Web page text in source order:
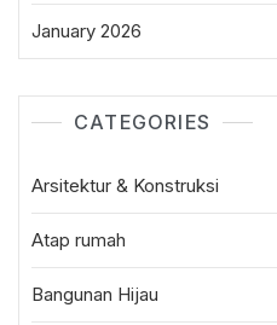
January 2026
CATEGORIES
Arsitektur & Konstruksi
Atap rumah
Bangunan Hijau